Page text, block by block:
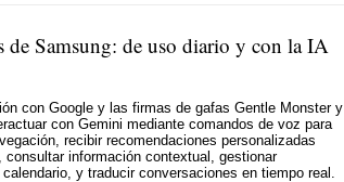
de Samsung: de uso diario y con la IA
con Google y las firmas de gafas Gentle Monster y
con Gemini mediante comandos de voz para
recibir recomendaciones personalizadas
consultar información contextual, gestionar
y traducir conversaciones en tiempo real.